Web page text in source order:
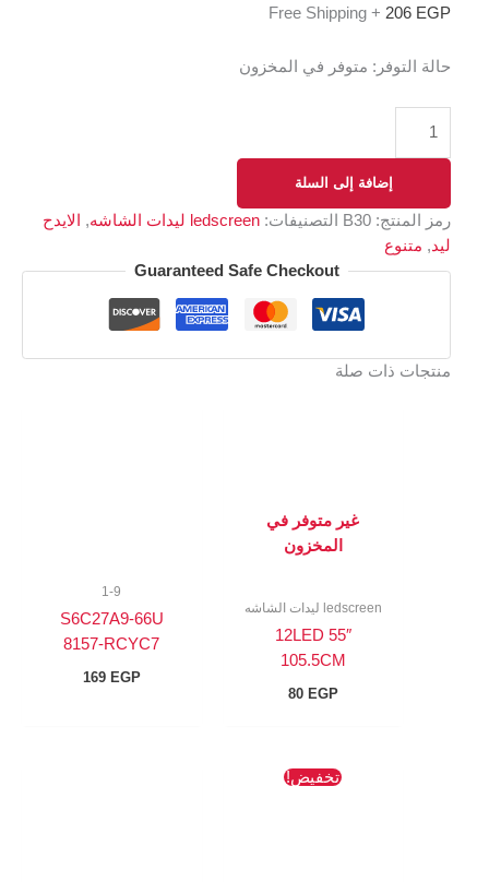
206 EGP
+ Free Shipping
حالة التوفر: متوفر في المخزون
إضافة إلى السلة
رمز المنتج: B30 التصنيفات: ledscreen ليدات الشاشه ,
الايدح
ليد, متنوع
Guaranteed Safe Checkout
منتجات ذات صلة
غير متوفر في
المخزون
ledscreen ليدات الشاشه
12LED 55″
105.5CM
80 EGP
1-9
S6C27A9-66U
8157-RCYC7
169 EGP
تخفيض!
السعر